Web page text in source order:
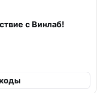
с Винлаб!